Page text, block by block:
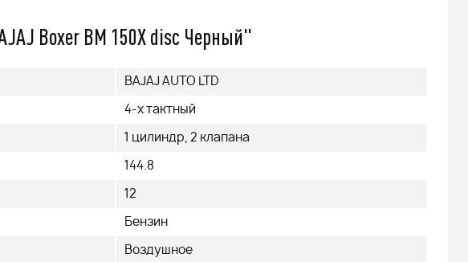
Подробнее
Boxer BM 150X disc Черный"
BAJAJ AUTO LTD
4-х тактный
1 цилиндр, 2 клапана
144.8
12
Бензин
Воздушное